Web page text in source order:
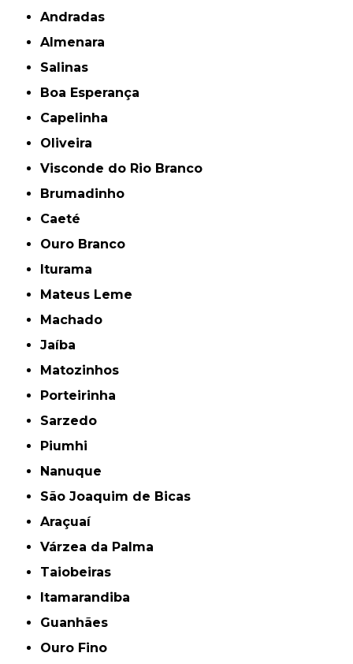
Andradas
Almenara
Salinas
Boa Esperança
Capelinha
Oliveira
Visconde do Rio Branco
Brumadinho
Caeté
Ouro Branco
Iturama
Mateus Leme
Machado
Jaíba
Matozinhos
Porteirinha
Sarzedo
Piumhi
Nanuque
São Joaquim de Bicas
Araçuaí
Várzea da Palma
Taiobeiras
Itamarandiba
Guanhães
Ouro Fino